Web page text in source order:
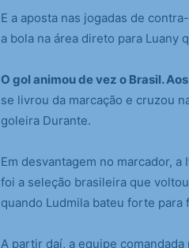
E a aposta nas jogadas de
a bola na área direto para Luany
O gol animou de vez o Brasil.
se livrou da marcação e cruzou
goleira Durante.
Em desvantagem no marcador,
foi a seleção brasileira que
quando Ludmila bateu forte para
A partir daí, a equipe